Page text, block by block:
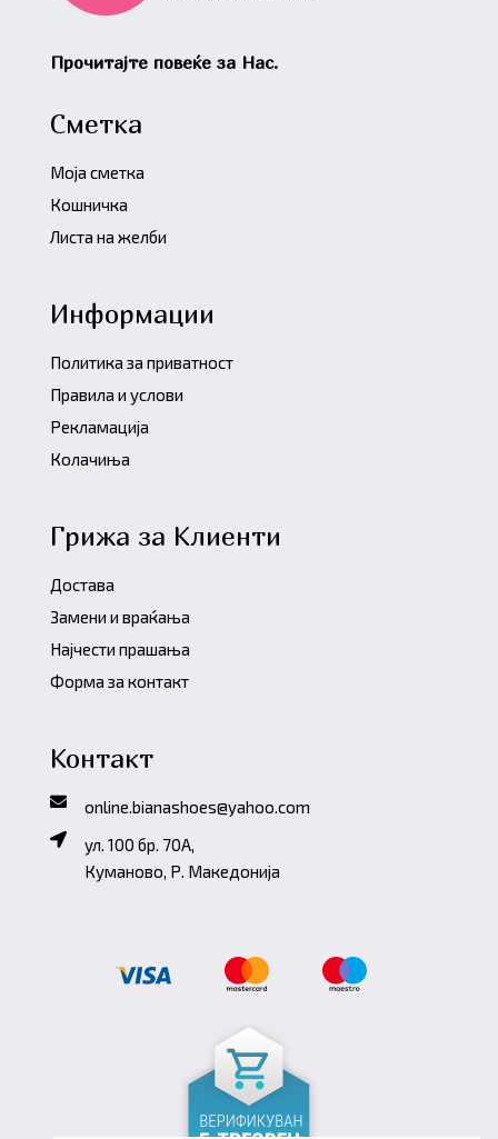
Прочитајте повеќе за Нас.
Сметка
Моја сметка
Кошничка
Листа на желби
Информации
Политика за приватност
Правила и услови
Рекламација
Колачиња
Грижа за Клиенти
Достава
Замени и враќања
Најчести прашања
Форма за контакт
Контакт
online.bianashoes@yahoo.com
ул. 100 бр. 70A,
Куманово, Р. Македонија